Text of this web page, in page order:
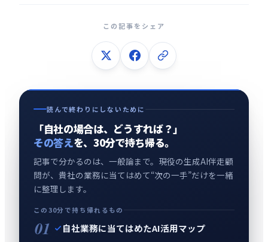
この記事をシェア
読んで終わりにしないために
「自社の場合は、どうすれば？」
その答えを、30分で持ち帰る。
記事で分かるのは、一般論まで。現役の生成AI伴走顧
問が、貴社の業務に当てはめて“次の一手”だけを一緒
に整理します。
この30分で持ち帰れるもの
01 自社業務に当てはめたAI活用マップ